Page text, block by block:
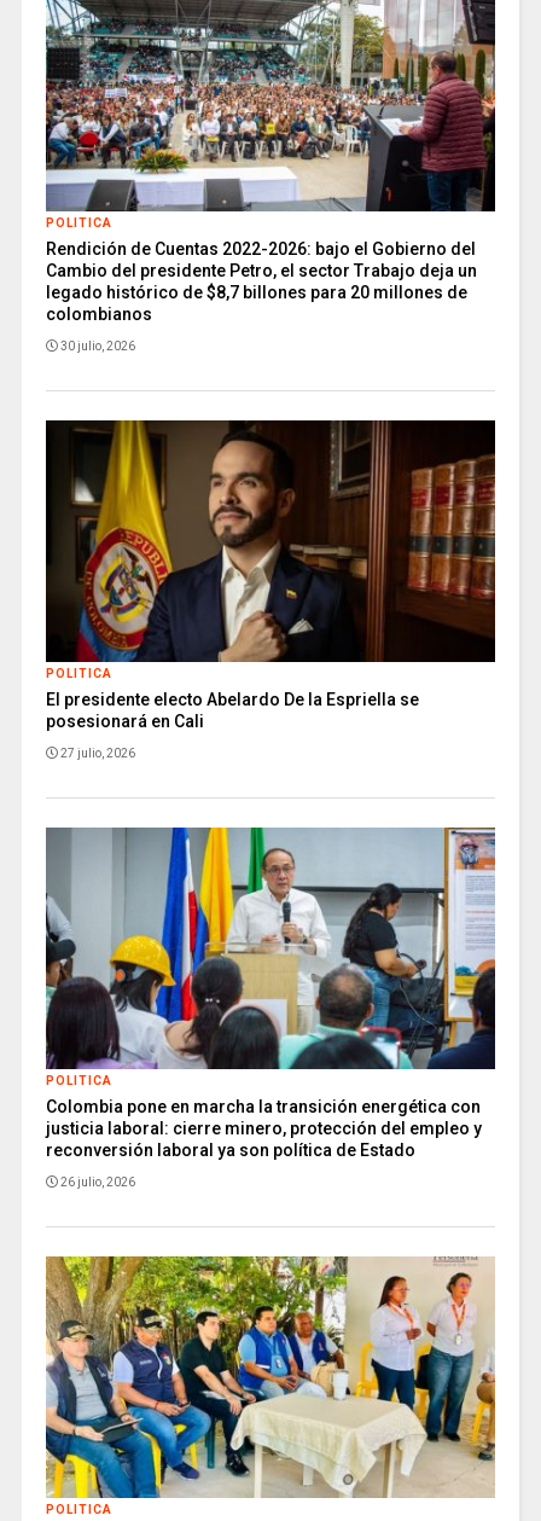
POLITICA
Rendición de Cuentas 2022-2026: bajo el Gobierno del
Cambio del presidente Petro, el sector Trabajo deja un
legado histórico de $8,7 billones para 20 millones de
colombianos
30 julio, 2026
POLITICA
El presidente electo Abelardo De la Espriella se
posesionará en Cali
27 julio, 2026
POLITICA
Colombia pone en marcha la transición energética con
justicia laboral: cierre minero, protección del empleo y
reconversión laboral ya son política de Estado
26 julio, 2026
POLITICA